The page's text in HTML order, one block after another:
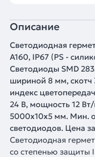
Описание
Светодиодная
A160, IP67 (PS -
Светодиоды SMD
шириной 8 мм,
индекс
24 В, мощность 12
5000x10x5 мм. Мин.
светодиодов. Цена
Светодиодная
со степенью защиты